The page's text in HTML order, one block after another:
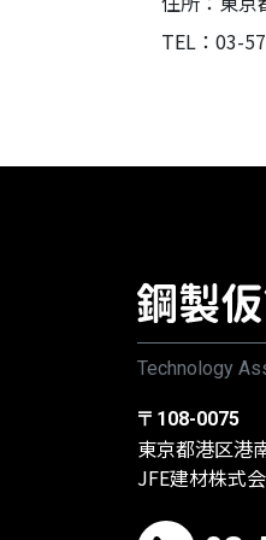
TEL：03-
Technology
〒108-0075
東京都港区港
JFE建材株式